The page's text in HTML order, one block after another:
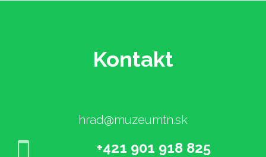
Kontakt
hrad@muzeumtn.sk
+421 901 918 825